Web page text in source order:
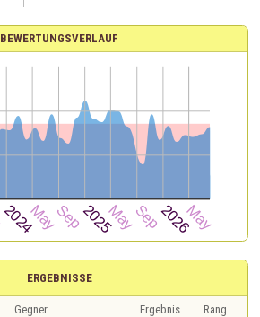
BEWERTUNGSVERLAUF
ERGEBNISSE
Gegner Ergebnis
Rang